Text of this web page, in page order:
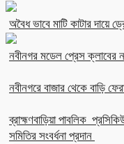
অবৈধ ভাবে মাটি কাটার দায়ে
নবীনগর মডেল প্রেস ক্লাবের
নবীনগরে বাজার থেকে বাড়ি
ব্রাহ্মণবাড়িয়া পাবলিক
সমিতির সংবর্ধনা প্রদান